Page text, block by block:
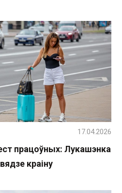
працоўных: Лукашэнка
краіну
17.04.2026